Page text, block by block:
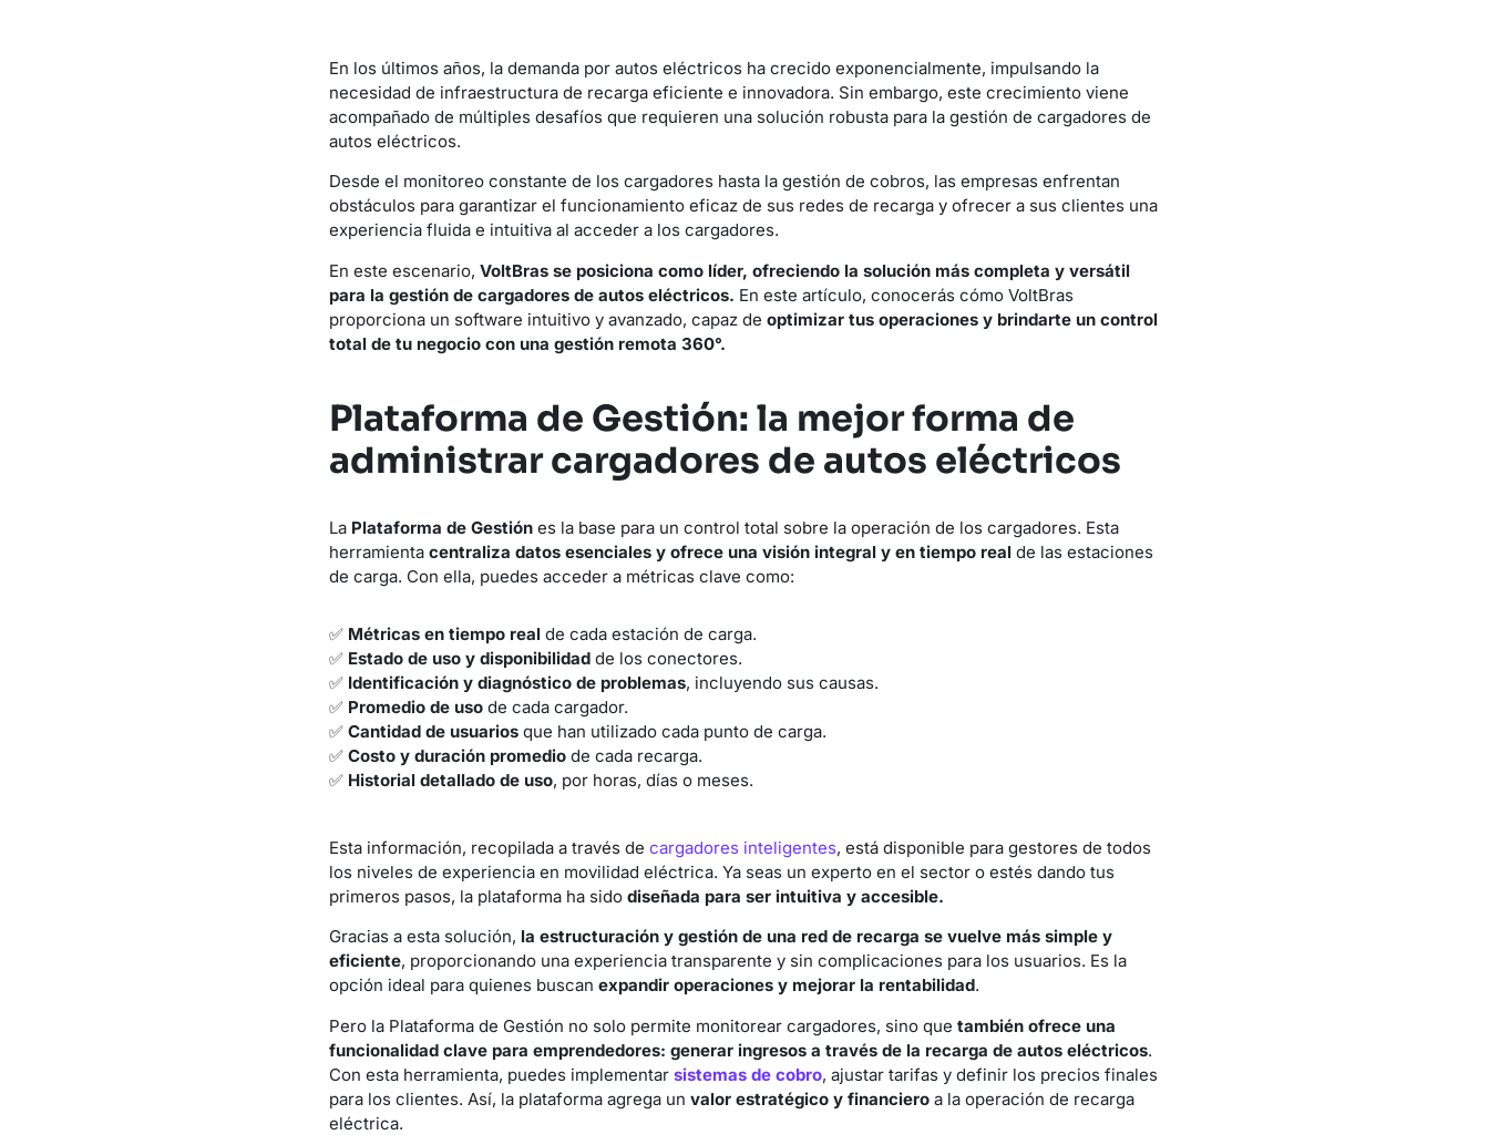
En los últimos años, la demanda por autos eléctricos ha crecido exponencialmente, impulsando la
necesidad de infraestructura de recarga eficiente e innovadora. Sin embargo, este crecimiento viene
acompañado de múltiples desafíos que requieren una solución robusta para la gestión de cargadores de
autos eléctricos.
Desde el monitoreo constante de los cargadores hasta la gestión de cobros, las empresas enfrentan
obstáculos para garantizar el funcionamiento eficaz de sus redes de recarga y ofrecer a sus clientes una
experiencia fluida e intuitiva al acceder a los cargadores.
En este escenario, VoltBras se posiciona como líder, ofreciendo la solución más completa y versátil
para la gestión de cargadores de autos eléctricos. En este artículo, conocerás cómo VoltBras
proporciona un software intuitivo y avanzado, capaz de optimizar tus operaciones y brindarte un control
total de tu negocio con una gestión remota 360°.
Plataforma de Gestión: la mejor forma de
administrar cargadores de autos eléctricos
La Plataforma de Gestión es la base para un control total sobre la operación de los cargadores. Esta
herramienta centraliza datos esenciales y ofrece una visión integral y en tiempo real de las estaciones
de carga. Con ella, puedes acceder a métricas clave como:
✅ Métricas en tiempo real de cada estación de carga.
✅ Estado de uso y disponibilidad de los conectores.
✅ Identificación y diagnóstico de problemas, incluyendo sus causas.
✅ Promedio de uso de cada cargador.
✅ Cantidad de usuarios que han utilizado cada punto de carga.
✅ Costo y duración promedio de cada recarga.
✅ Historial detallado de uso, por horas, días o meses.
Esta información, recopilada a través de cargadores inteligentes, está disponible para gestores de todos
los niveles de experiencia en movilidad eléctrica. Ya seas un experto en el sector o estés dando tus
primeros pasos, la plataforma ha sido diseñada para ser intuitiva y accesible.
Gracias a esta solución, la estructuración y gestión de una red de recarga se vuelve más simple y
eficiente, proporcionando una experiencia transparente y sin complicaciones para los usuarios. Es la
opción ideal para quienes buscan expandir operaciones y mejorar la rentabilidad.
Pero la Plataforma de Gestión no solo permite monitorear cargadores, sino que también ofrece una
funcionalidad clave para emprendedores: generar ingresos a través de la recarga de autos eléctricos.
Con esta herramienta, puedes implementar sistemas de cobro, ajustar tarifas y definir los precios finales
para los clientes. Así, la plataforma agrega un valor estratégico y financiero a la operación de recarga
eléctrica.